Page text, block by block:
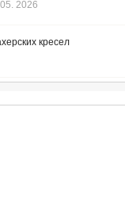
2026
кресел